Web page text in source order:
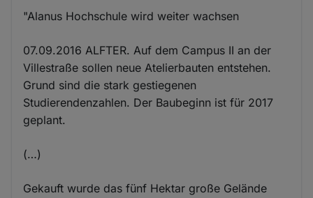
"Alanus Hochschule wird weiter wachsen
07.09.2016 ALFTER. Auf dem Campus II an der
Villestraße sollen neue Atelierbauten entstehen.
Grund sind die stark gestiegenen
Studierendenzahlen. Der Baubeginn ist für 2017
geplant.
(…)
Gekauft wurde das fünf Hektar große Gelände